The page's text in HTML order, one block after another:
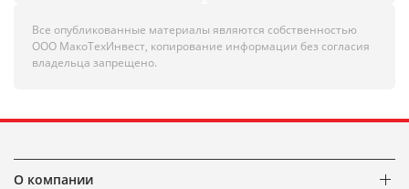
Все опубликованные материалы являются собственностью
ООО МакоТехИнвест, копирование информации без согласия
владельца запрещено.
О компании